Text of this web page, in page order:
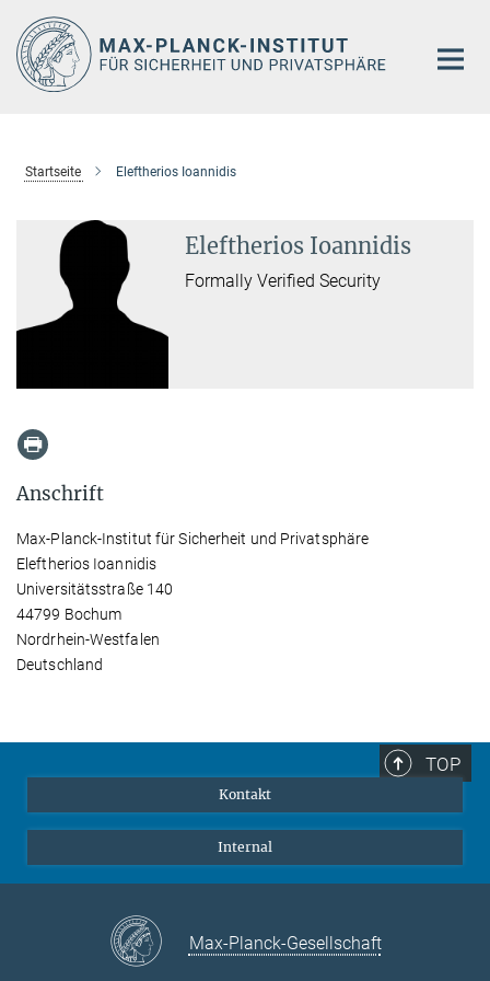
Hauptinhalt
Startseite Eleftherios Ioannidis
Eleftherios Ioannidis
Formally Verified Security
Anschrift
Max-Planck-Institut für Sicherheit und Privatsphäre
Eleftherios Ioannidis
Universitätsstraße 140
44799 Bochum
Nordrhein-Westfalen
Deutschland
TOP
Kontakt
Internal
Max-Planck-Gesellschaft